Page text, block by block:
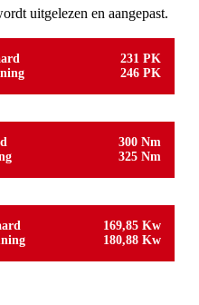
uitgelezen en aangepast.
231 PK
246 PK
300 Nm
325 Nm
169,85 Kw
180,88 Kw